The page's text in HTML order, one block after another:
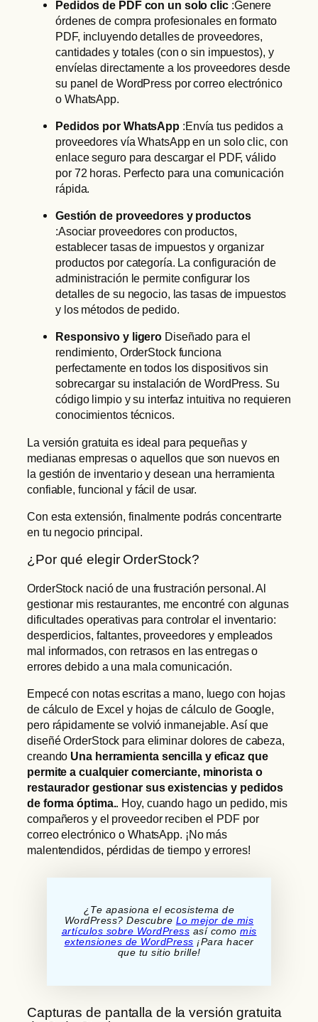
Pedidos de PDF con un solo clic:Genere
órdenes de compra profesionales en formato
PDF, incluyendo detalles de proveedores,
cantidades y totales (con o sin impuestos), y
envíelas directamente a los proveedores desde
su panel de WordPress por correo electrónico
o WhatsApp.
Pedidos por WhatsApp :Envía tus pedidos a
proveedores vía WhatsApp en un solo clic, con
enlace seguro para descargar el PDF, válido
por 72 horas. Perfecto para una comunicación
rápida.
Gestión de proveedores y productos
:Asociar proveedores con productos,
establecer tasas de impuestos y organizar
productos por categoría. La configuración de
administración le permite configurar los
detalles de su negocio, las tasas de impuestos
y los métodos de pedido.
Responsivo y ligero Diseñado para el
rendimiento, OrderStock funciona
perfectamente en todos los dispositivos sin
sobrecargar su instalación de WordPress. Su
código limpio y su interfaz intuitiva no requieren
conocimientos técnicos.
La versión gratuita es ideal para pequeñas y
medianas empresas o aquellos que son nuevos en
la gestión de inventario y desean una herramienta
confiable, funcional y fácil de usar.
Con esta extensión, finalmente podrás concentrarte
en tu negocio principal.
¿Por qué elegir OrderStock?
OrderStock nació de una frustración personal. Al
gestionar mis restaurantes, me encontré con algunas
dificultades operativas para controlar el inventario:
desperdicios, faltantes, proveedores y empleados
mal informados, con retrasos en las entregas o
errores debido a una mala comunicación.
Empecé con notas escritas a mano, luego con hojas
de cálculo de Excel y hojas de cálculo de Google,
pero rápidamente se volvió inmanejable. Así que
diseñé OrderStock para eliminar dolores de cabeza,
creando Una herramienta sencilla y eficaz que
permite a cualquier comerciante, minorista o
restaurador gestionar sus existencias y pedidos
de forma óptima.. Hoy, cuando hago un pedido, mis
compañeros y el proveedor reciben el PDF por
correo electrónico o WhatsApp. ¡No más
malentendidos, pérdidas de tiempo y errores!
¿Te apasiona el ecosistema de
WordPress? Descubre Lo mejor de mis
artículos sobre WordPress así como mis
extensiones de WordPress ¡Para hacer
que tu sitio brille!
Capturas de pantalla de la versión gratuita